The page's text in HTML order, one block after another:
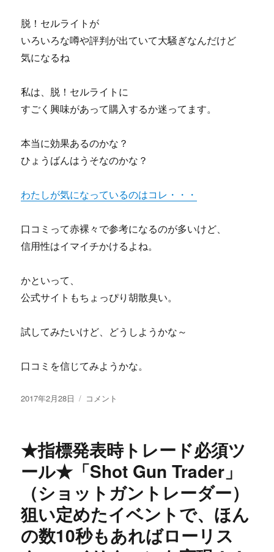
改
善
す
症
改
ロ
グ
「ク
ー
ア
ア
の
バ
判
し
い
噂
脱！セルライトが
いろいろな噂や評判が出ていて大騒ぎなんだけど
気になるね
私は、脱！セルライトに
すごく興味があって購入するか迷ってます。
本当に効果あるのかな？
ひょうばんはうそなのかな？
わたしが気になっているのはコレ・・・
口コミって赤裸々で参考になるのが多いけど、
信用性はイマイチかけるよね。
かといって、
公式サイトもちょっぴり胡散臭い。
試してみたいけど、どうしようかな～
口コミを信じてみようかな。
投
2017年2月28日
脱！
イ
ト
の
ひ
ょ
う
ば
ん
コメント
★指標発表時トレード必須ツ
ール★「Shot Gun Trader」
（ショットガントレーダー）
狙い定めたイベントで、ほん
の数10秒もあればローリス